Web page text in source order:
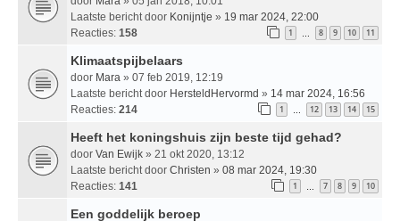
Laatste bericht door Konijntje » 19 mar 2024, 22:00
Reacties: 158 1 … 8 9 10 11
Klimaatspijbelaars
door Mara » 07 feb 2019, 12:19
Laatste bericht door HersteldHervormd » 14 mar 2024, 16:56
Reacties: 214 1 … 12 13 14 15
Heeft het koningshuis zijn beste tijd gehad?
door Van Ewijk » 21 okt 2020, 13:12
Laatste bericht door Christen » 08 mar 2024, 19:30
Reacties: 141 1 … 7 8 9 10
Een goddelijk beroep